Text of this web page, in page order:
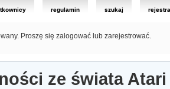
regulamin szukaj
Proszę się zalogować lub zarejestrować.
ze świata Atari